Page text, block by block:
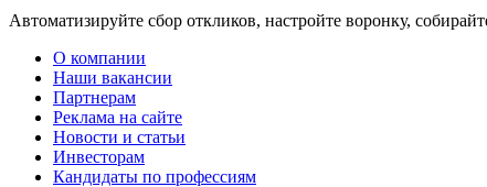
Автоматизируйте сбор откликов, настройте воронку,
О компании
Наши вакансии
Партнерам
Реклама на сайте
Новости и статьи
Инвесторам
Кандидаты по профессиям